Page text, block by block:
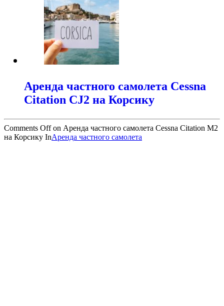
Аренда частного самолета Cessna
Citation CJ2 на Корсику
Comments Offon Аренда частного самолета Cessna Citation M2
на Корсику InАренда частного самолета